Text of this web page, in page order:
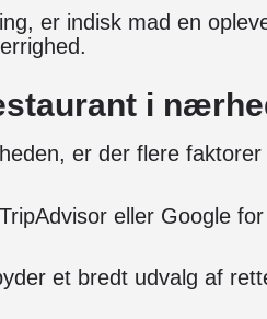
er indisk mad en
i
er der flere faktorer
eller Google
et bredt udvalg af